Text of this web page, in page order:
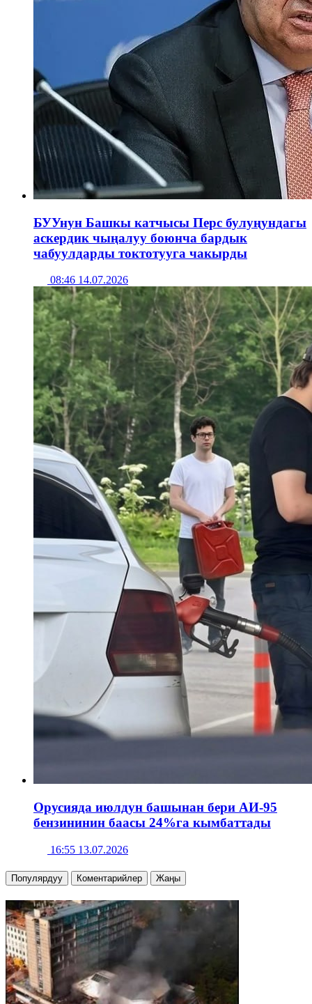
БУУнун Башкы катчысы Перс булуңундагы
аскердик чыңалуу боюнча бардык
чабуулдарды токтотууга чакырды
08:46 14.07.2026
Орусияда июлдун башынан бери АИ-95
бензининин баасы 24%га кымбаттады
16:55 13.07.2026
Популярдуу Коментарийлер Жаңы